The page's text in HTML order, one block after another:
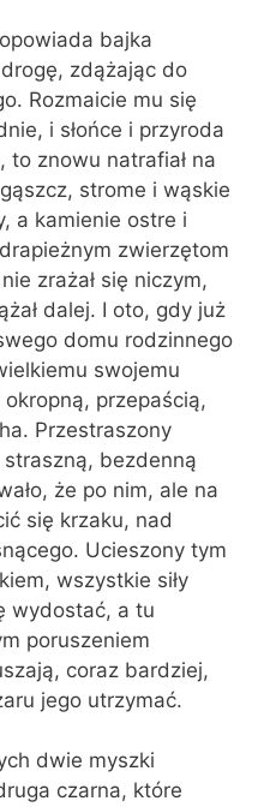
baj­ka
zdążając do
Rozmaicie mu się
i słońce i przyroda
to znowu natrafiał na
strome i wąskie
a kamienie ostre i
zwierzętom
zrażał się niczym,
dalej. I oto, gdy już
domu rodzinnego
swojemu
przepaścią,
Przestraszony
straszną, bezdenną
że po nim, ale na
się krzaku, nad
Ucieszony tym
wszystkie siły
wydostać, a tu
porusze­niem
coraz bardziej,
jego utrzymać.
dwie my­szki
czarna, które